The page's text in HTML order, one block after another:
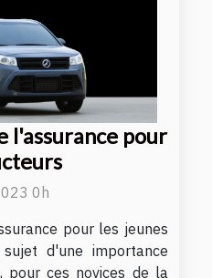
l'assurance pour
0h
pour les jeunes
d'une importance
pour ces novices de la